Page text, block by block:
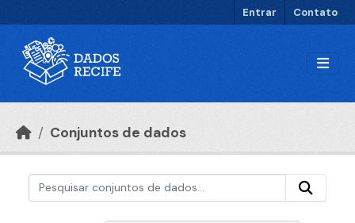
Entrar Contato
Conjuntos de dados